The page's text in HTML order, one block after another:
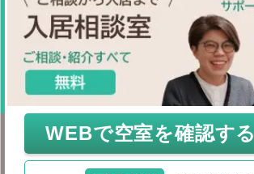
WEBで空室を確認する